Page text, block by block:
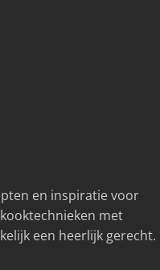
en inspiratie voor
met
een heerlijk gerecht.